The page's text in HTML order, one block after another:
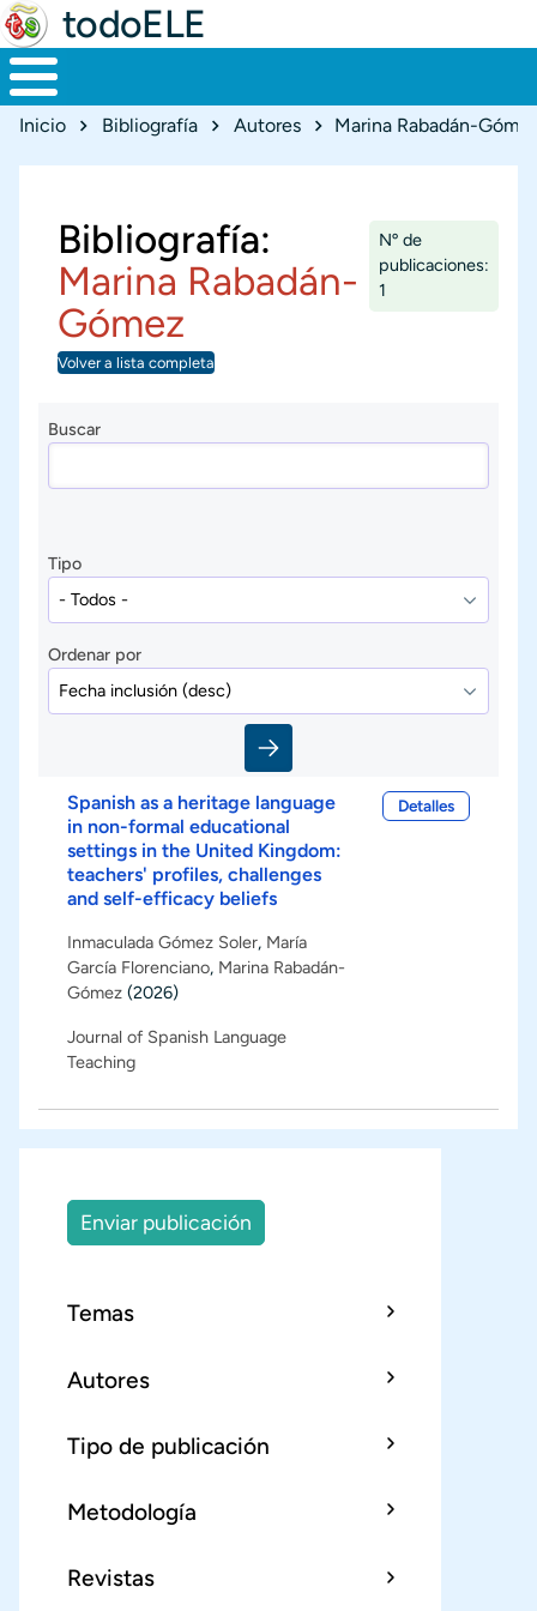
todoELE
Ruta de navegación
Inicio Bibliografía Autores Marina Rabadán-
Bibliografía:
Marina Rabadán-
Gómez
Nº de
publicaciones:
1
Volver a lista completa
Buscar
Tipo
Ordenar por
Spanish as a heritage language
in non-formal educational
settings in the United Kingdom:
teachers' profiles, challenges
and self-efficacy beliefs
Inmaculada Gómez Soler, María
García Florenciano, Marina Rabadán-
Gómez (2026)
Journal of Spanish Language
Teaching
Detalles
Enviar publicación
Temas
Autores
Tipo de publicación
Metodología
Revistas